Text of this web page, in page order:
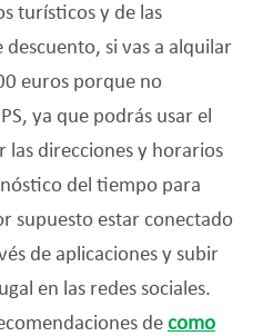
turísticos y de las
si vas a alquilar
euros porque no
ya que podrás usar el
las direcciones y horarios
del tiempo para
supuesto estar conectado
de aplicaciones y subir
en las redes sociales.
de como